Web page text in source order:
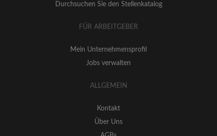
Durchsuchen Sie den Stellenkatalog
FÜR ARBEITGEBER
Mein Unternehmensprofil
Jobs verwalten
ALLGEMEIN
Kontakt
Über Uns